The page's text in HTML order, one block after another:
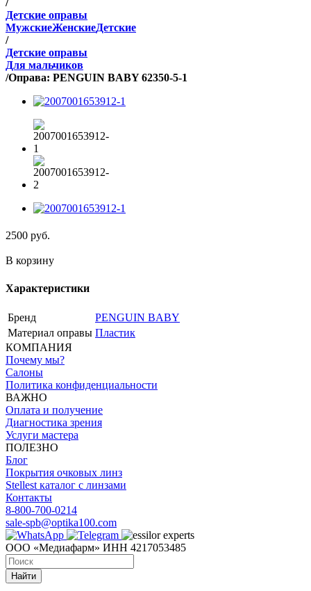
/
Детские оправы
МужскиеЖенскиеДетские
/
Детские оправы
Для мальчиков
/Оправа: PENGUIN BABY 62350-5-1
2500 руб.
В корзину
Характеристики
Бренд
PENGUIN BABY
Материал оправы Пластик
КОМПАНИЯ
Почему мы?
Салоны
Политика конфиденциальности
ВАЖНО
Оплата и получение
Диагностика зрения
Услуги мастера
ПОЛЕЗНО
Блог
Покрытия очковых линз
Stellest каталог с линзами
Контакты
8-800-700-0214
sale-spb@optika100.com
ООО «Медиафарм» ИНН 4217053485
Найти